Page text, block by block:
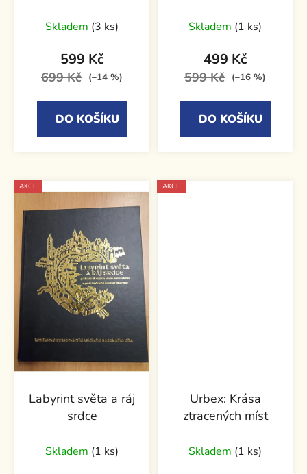
Skladem (3 ks)
599 Kč
699 Kč (–14 %)
DO KOŠÍKU
Skladem (1 ks)
499 Kč
599 Kč (–16 %)
DO KOŠÍKU
AKCE
Labyrint světa a ráj
srdce
Skladem (1 ks)
AKCE
Urbex: Krása
ztracených míst
Skladem (1 ks)